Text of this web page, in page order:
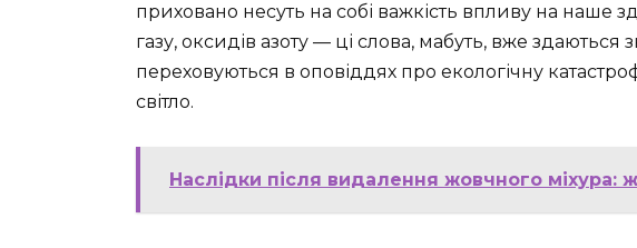
приховано несуть на собі важкість впливу на наше
газу, оксидів азоту — ці слова, мабуть, вже
переховуються в оповіддях про екологічну
світло.
Наслідки після видалення жовчного міхура: